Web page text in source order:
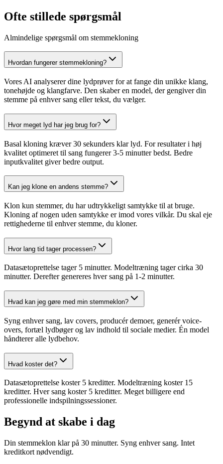
Ofte stillede spørgsmål
Almindelige spørgsmål om stemmekloning
Hvordan fungerer stemmekloning?
Vores AI analyserer dine lydprøver for at fange din unikke klang,
tonehøjde og klangfarve. Den skaber en model, der gengiver din
stemme på enhver sang eller tekst, du vælger.
Hvor meget lyd har jeg brug for?
Basal kloning kræver 30 sekunders klar lyd. For resultater i høj
kvalitet optimeret til sang fungerer 3-5 minutter bedst. Bedre
inputkvalitet giver bedre output.
Kan jeg klone en andens stemme?
Klon kun stemmer, du har udtrykkeligt samtykke til at bruge.
Kloning af nogen uden samtykke er imod vores vilkår. Du skal eje
rettighederne til enhver stemme, du kloner.
Hvor lang tid tager processen?
Datasætoprettelse tager 5 minutter. Modeltræning tager cirka 30
minutter. Derefter genereres hver sang på 1-2 minutter.
Hvad kan jeg gøre med min stemmeklon?
Syng enhver sang, lav covers, producér demoer, generér voice-
overs, fortæl lydbøger og lav indhold til sociale medier. Én model
håndterer alle lydbehov.
Hvad koster det?
Datasætoprettelse koster 5 kreditter. Modeltræning koster 15
kreditter. Hver sang koster 5 kreditter. Meget billigere end
professionelle indspilningssessioner.
Begynd at skabe i dag
Din stemmeklon klar på 30 minutter. Syng enhver sang. Intet
kreditkort nødvendigt.